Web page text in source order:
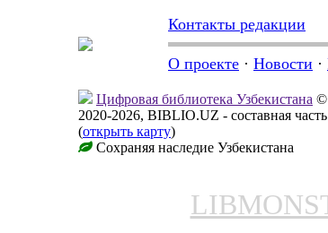
Контакты редакции
О проекте · Новости ·
Цифровая библиотека Узбекистана ©
2020-2026, BIBLIO.UZ - составная
(открыть карту)
Сохраняя наследие Узбекистана